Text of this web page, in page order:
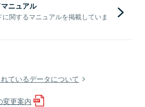
ニュアル
関するマニュアルを掲載していま
ているデータについて
変更案内